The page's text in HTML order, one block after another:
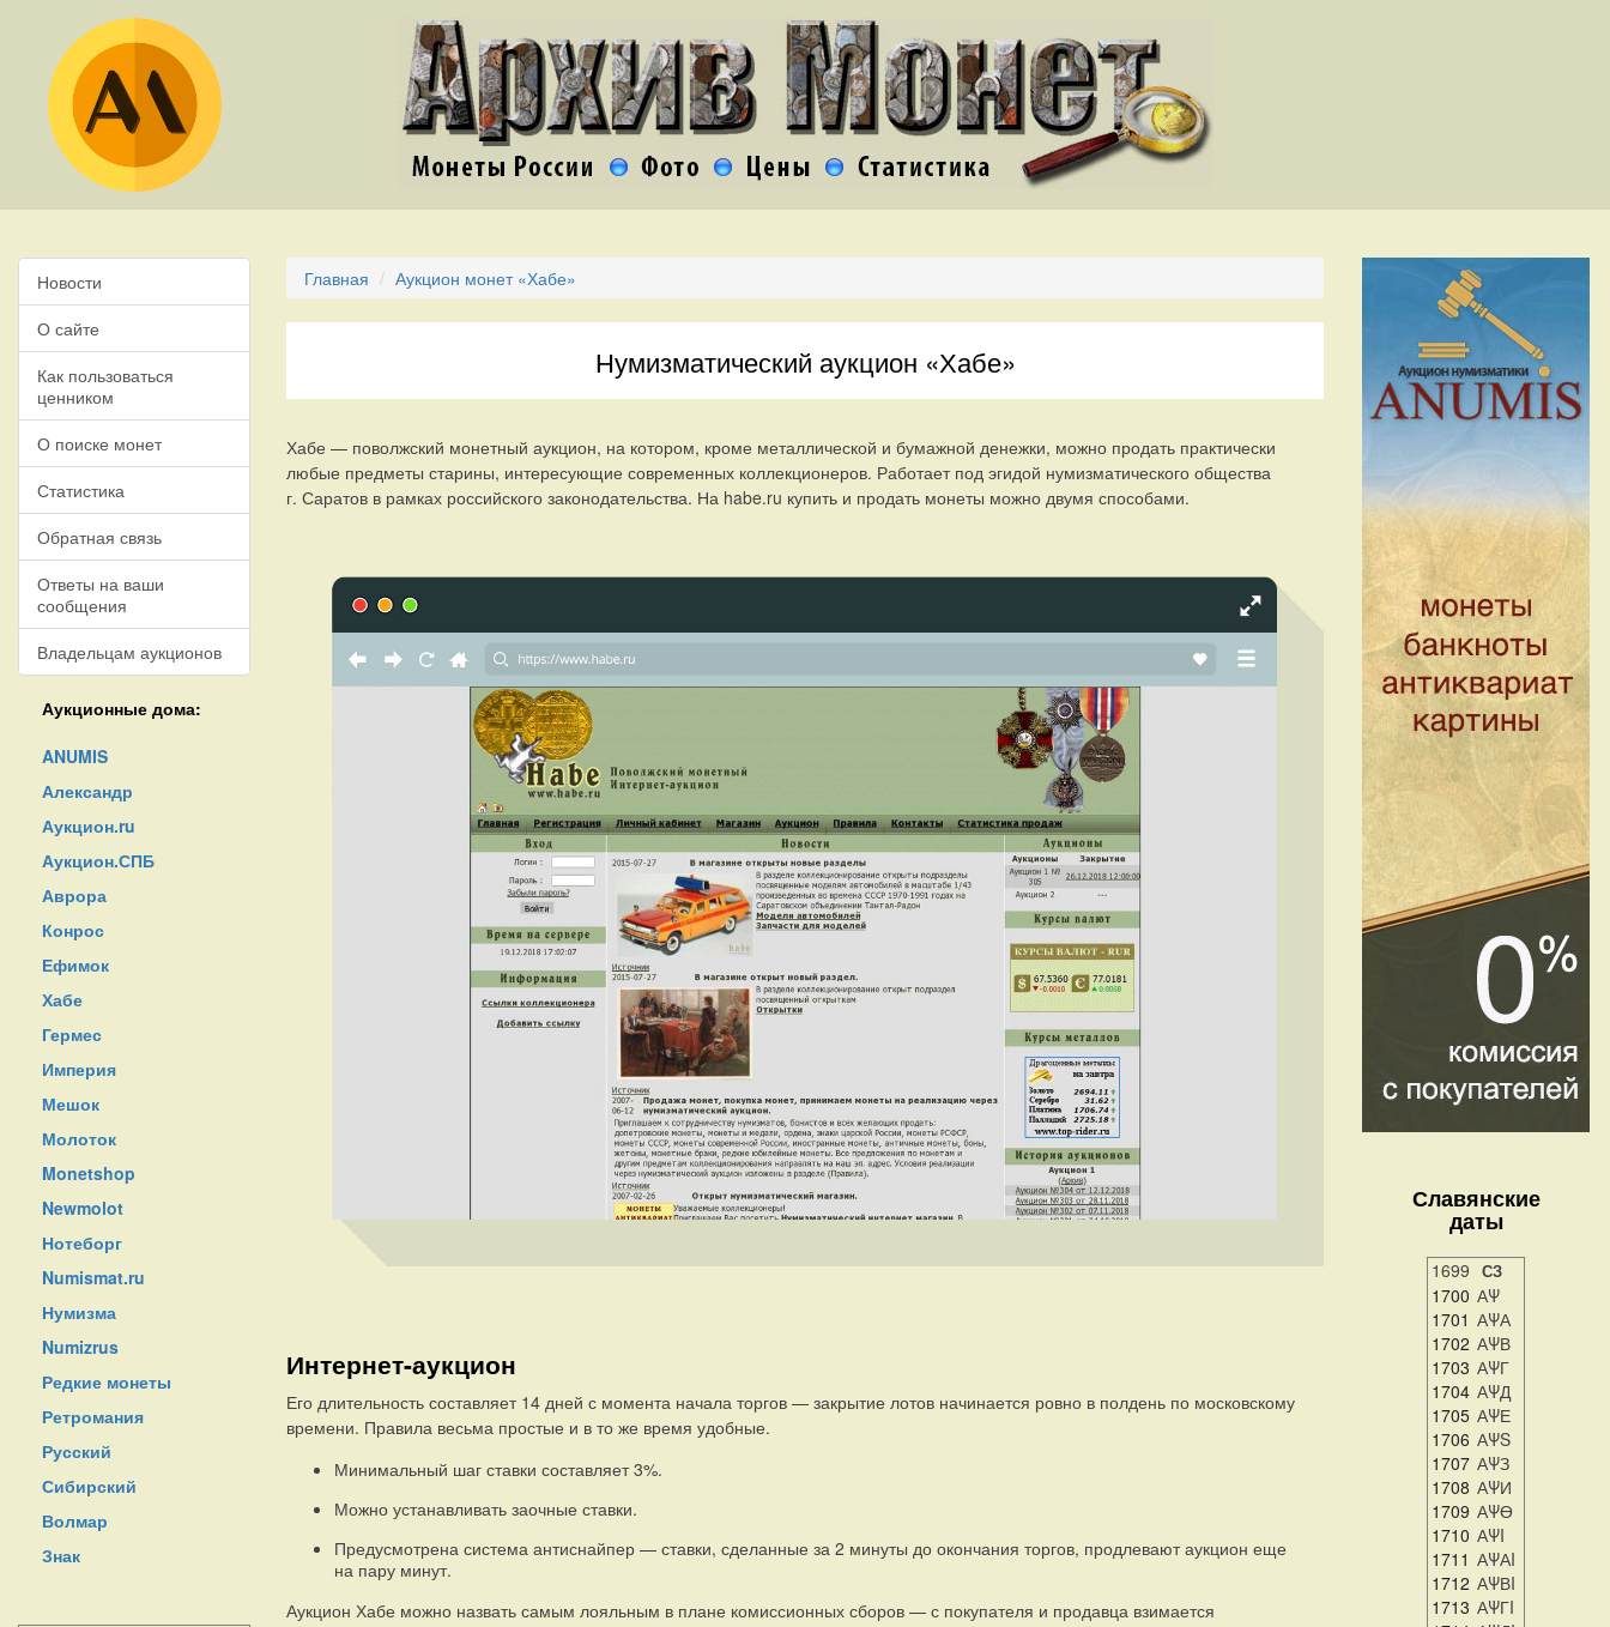
Новости
О сайте
Как пользоваться
ценником
О поиске монет
Статистика
Обратная связь
Ответы на ваши
сообщения
Владельцам аукционов
Аукционные дома:
ANUMIS
Александр
Аукцион.ru
Аукцион.СПБ
Аврора
Конрос
Ефимок
Хабе
Гермес
Империя
Мешок
Молоток
Monetshop
Newmolot
Нотеборг
Numismat.ru
Нумизма
Numizrus
Редкие монеты
Ретромания
Русский
Сибирский
Волмар
Знак
Главная Аукцион монет «Хабе»
Нумизматический аукцион «Хабе»
Хабе — поволжский монетный аукцион, на котором, кроме металлической и бумажной денежки, можно продать практически
любые предметы старины, интересующие современных коллекционеров. Работает под эгидой нумизматического общества
г. Саратов в рамках российского законодательства. На habe.ru купить и продать монеты можно двумя способами.
Интернет-аукцион
Его длительность составляет 14 дней с момента начала торгов — закрытие лотов начинается ровно в полдень по московскому
времени. Правила весьма простые и в то же время удобные.
Минимальный шаг ставки составляет 3%.
Можно устанавливать заочные ставки.
Предусмотрена система антиснайпер — ставки, сделанные за 2 минуты до окончания торгов, продлевают аукцион еще
на пару минут.
Аукцион Хабе можно назвать самым лояльным в плане комиссионных сборов — с покупателя и продавца взимается
Славянские
даты
1699 СЗ
1700 АΨ
1701 АΨА
1702 АΨВ
1703 АΨГ
1704 АΨД
1705 АΨЕ
1706 АΨS
1707 АΨЗ
1708 АΨИ
1709 АΨӨ
1710 АΨI
1711 АΨАI
1712 АΨВI
1713 АΨГI